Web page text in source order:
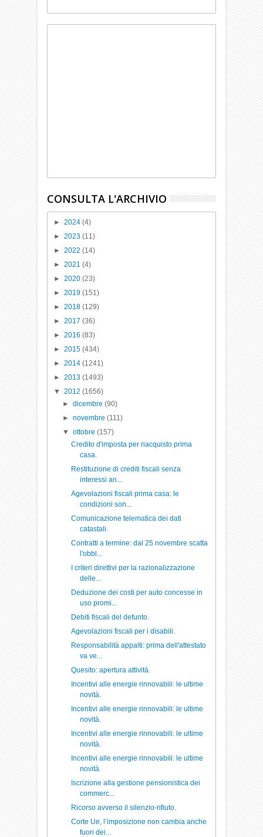
CONSULTA L'ARCHIVIO
►2024(4)
►2023(11)
►2022(14)
►2021(4)
►2020(23)
►2019(151)
►2018(129)
►2017(36)
►2016(83)
►2015(434)
►2014(1241)
►2013(1493)
▼2012(1656)
► dicembre (90)
► novembre (111)
▼ ottobre (157)
Credito d'imposta per riacquisto prima
casa.
Restituzione di crediti fiscali senza
interessi an...
Agevolazioni fiscali prima casa: le
condizioni son...
Comunicazione telematica dei dati
catastali.
Contratti a termine: dal 25 novembre scatta
l'obbl...
I criteri direttivi per la razionalizzazione
delle...
Deduzione dei costi per auto concesse in
uso promi...
Debiti fiscali del defunto.
Agevolazioni fiscali per i disabili.
Responsabilità appalti: prima dell'attestato
va ve...
Quesito: apertura attività.
Incentivi alle energie rinnovabili: le ultime
novità.
Incentivi alle energie rinnovabili: le ultime
novità.
Incentivi alle energie rinnovabili: le ultime
novità.
Incentivi alle energie rinnovabili: le ultime
novità.
Iscrizione alla gestione pensionistica dei
commerc...
Ricorso avverso il silenzio-rifiuto.
Corte Ue, l’imposizione non cambia anche
fuori dei...